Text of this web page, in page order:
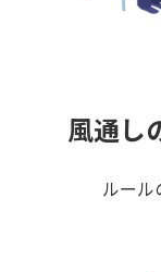
風通し
ルール